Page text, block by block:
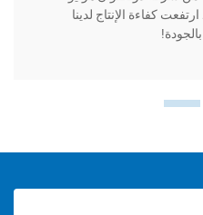
كفاءة الإنتاج لدينا